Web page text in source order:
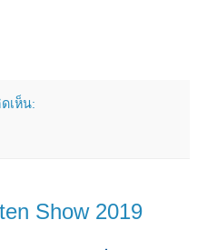
เห็น:
Show 2019